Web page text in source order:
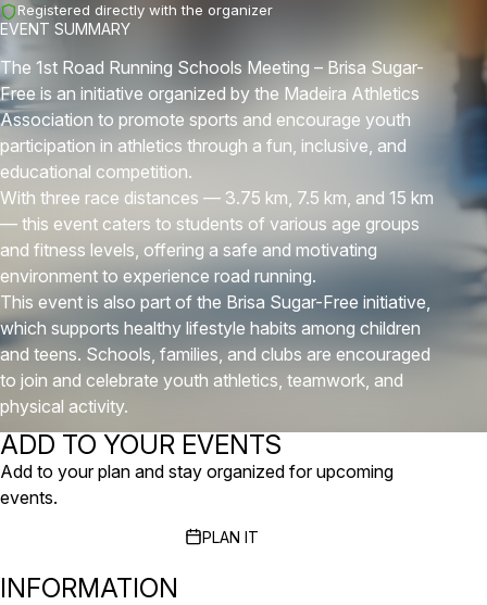
Registered directly with the organizer
EVENT SUMMARY
The 1st Road Running Schools Meeting – Brisa Sugar-
Free is an initiative organized by the Madeira Athletics
Association to promote sports and encourage youth
participation in athletics through a fun, inclusive, and
educational competition.
With three race distances — 3.75 km, 7.5 km, and 15 km
— this event caters to students of various age groups
and fitness levels, offering a safe and motivating
environment to experience road running.
This event is also part of the Brisa Sugar-Free initiative,
which supports healthy lifestyle habits among children
and teens. Schools, families, and clubs are encouraged
to join and celebrate youth athletics, teamwork, and
physical activity.
ADD TO YOUR EVENTS
Add to your plan and stay organized for upcoming
events.
PLAN IT
INFORMATION